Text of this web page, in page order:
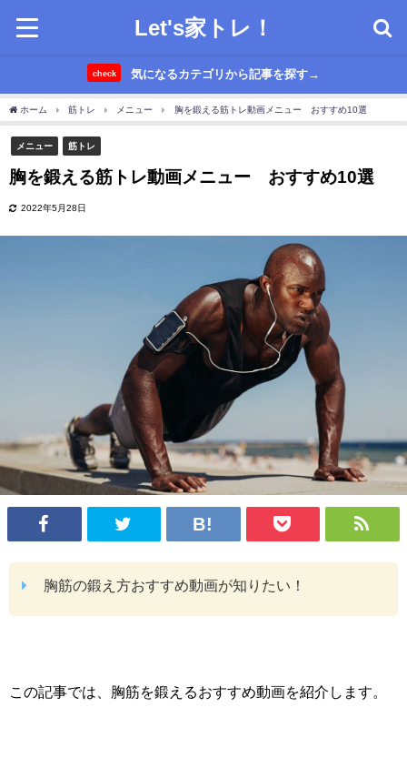
Let's家トレ！
check 気になるカテゴリから記事を探す→
ホーム 筋トレ メニュー 胸を鍛える筋トレ動画メニュー おすすめ10選
メニュー 筋トレ
胸を鍛える筋トレ動画メニュー おすすめ10選
2022年5月28日
胸筋の鍛え方おすすめ動画が知りたい！
この記事では、胸筋を鍛えるおすすめ動画を紹介します。